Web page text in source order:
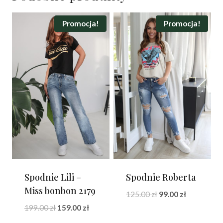
Promocja!
Spodnie Lili –
Miss bonbon 2179
199.00zł Pierwotna
159.00 złAktualna
Promocja!
Spodnie Roberta
125.00zł Pierwotna
99.00 złAktualna